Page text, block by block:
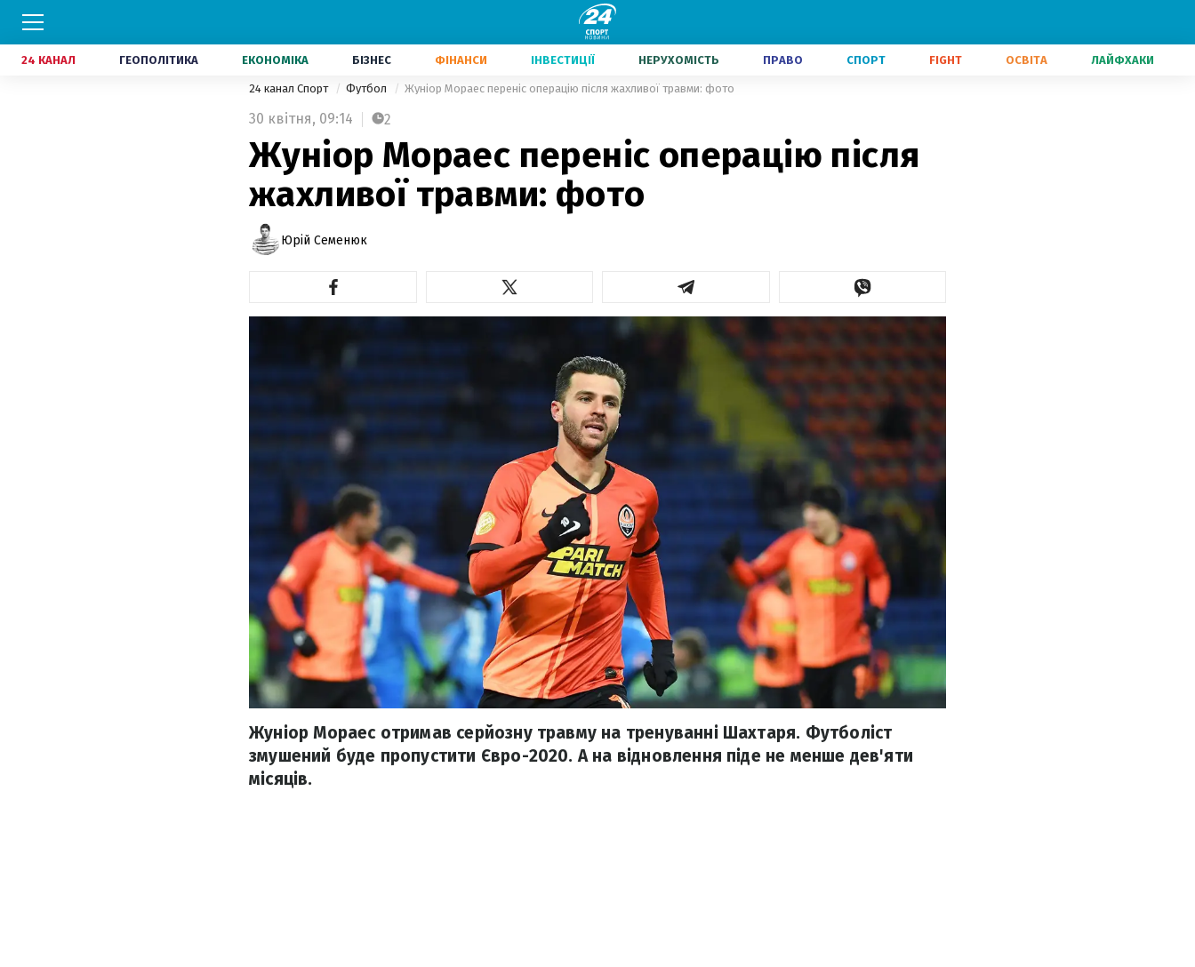
24 КАНАЛ ГЕОПОЛІТИКА ЕКОНОМІКА БІЗНЕС ФІНАНСИ ІНВЕСТИЦІЇ НЕРУХОМІСТЬ ПРАВО СПОРТ FIGHT ОСВІТА ЛАЙФХАКИ
24 канал Спорт Футбол Жуніор Мораес переніс операцію після жахливої травми: фото
30 квітня, 09:14 2
Жуніор Мораес переніс операцію після
жахливої травми: фото
Юрій Семенюк
Жуніор Мораес отримав серйозну травму на тренуванні Шахтаря. Футболіст
змушений буде пропустити Євро-2020. А на відновлення піде не менше дев'яти
місяців.